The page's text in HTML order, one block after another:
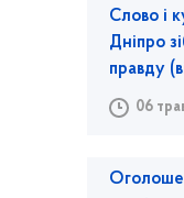
Слово і
Дніпро
правду
06